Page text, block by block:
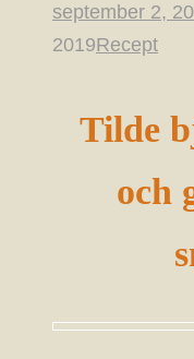
september 2,
2019Recept
Tilde
och